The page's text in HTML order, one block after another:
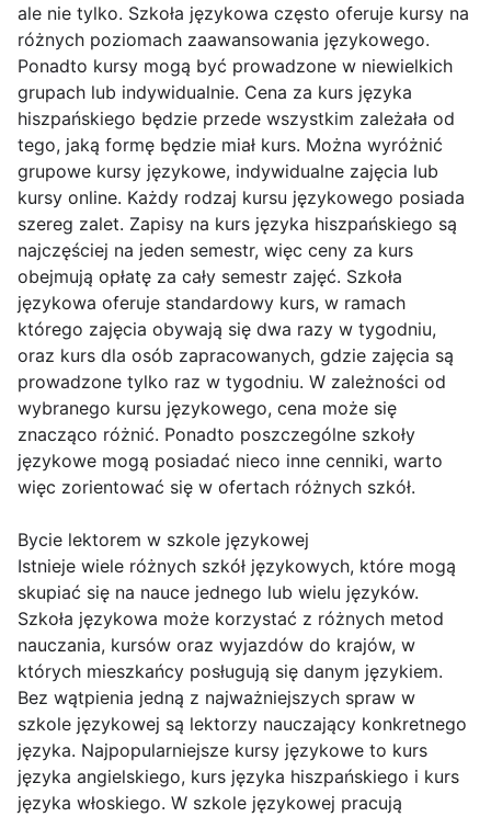
ale nie tylko. Szkoła językowa często oferuje kursy na
różnych poziomach zaawansowania językowego.
Ponadto kursy mogą być prowadzone w niewielkich
grupach lub indywidualnie. Cena za kurs języka
hiszpańskiego będzie przede wszystkim zależała od
tego, jaką formę będzie miał kurs. Można wyróżnić
grupowe kursy językowe, indywidualne zajęcia lub
kursy online. Każdy rodzaj kursu językowego posiada
szereg zalet. Zapisy na kurs języka hiszpańskiego są
najczęściej na jeden semestr, więc ceny za kurs
obejmują opłatę za cały semestr zajęć. Szkoła
językowa oferuje standardowy kurs, w ramach
którego zajęcia obywają się dwa razy w tygodniu,
oraz kurs dla osób zapracowanych, gdzie zajęcia są
prowadzone tylko raz w tygodniu. W zależności od
wybranego kursu językowego, cena może się
znacząco różnić. Ponadto poszczególne szkoły
językowe mogą posiadać nieco inne cenniki, warto
więc zorientować się w ofertach różnych szkół.
Bycie lektorem w szkole językowej
Istnieje wiele różnych szkół językowych, które mogą
skupiać się na nauce jednego lub wielu języków.
Szkoła językowa może korzystać z różnych metod
nauczania, kursów oraz wyjazdów do krajów, w
których mieszkańcy posługują się danym językiem.
Bez wątpienia jedną z najważniejszych spraw w
szkole językowej są lektorzy nauczający konkretnego
języka. Najpopularniejsze kursy językowe to kurs
języka angielskiego, kurs języka hiszpańskiego i kurs
języka włoskiego. W szkole językowej pracują